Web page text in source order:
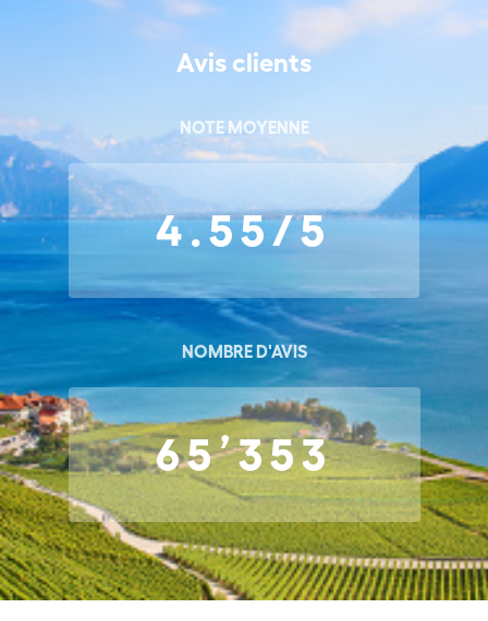
Avis clients
NOTE MOYENNE
4.55/5
NOMBRE D'AVIS
65’353